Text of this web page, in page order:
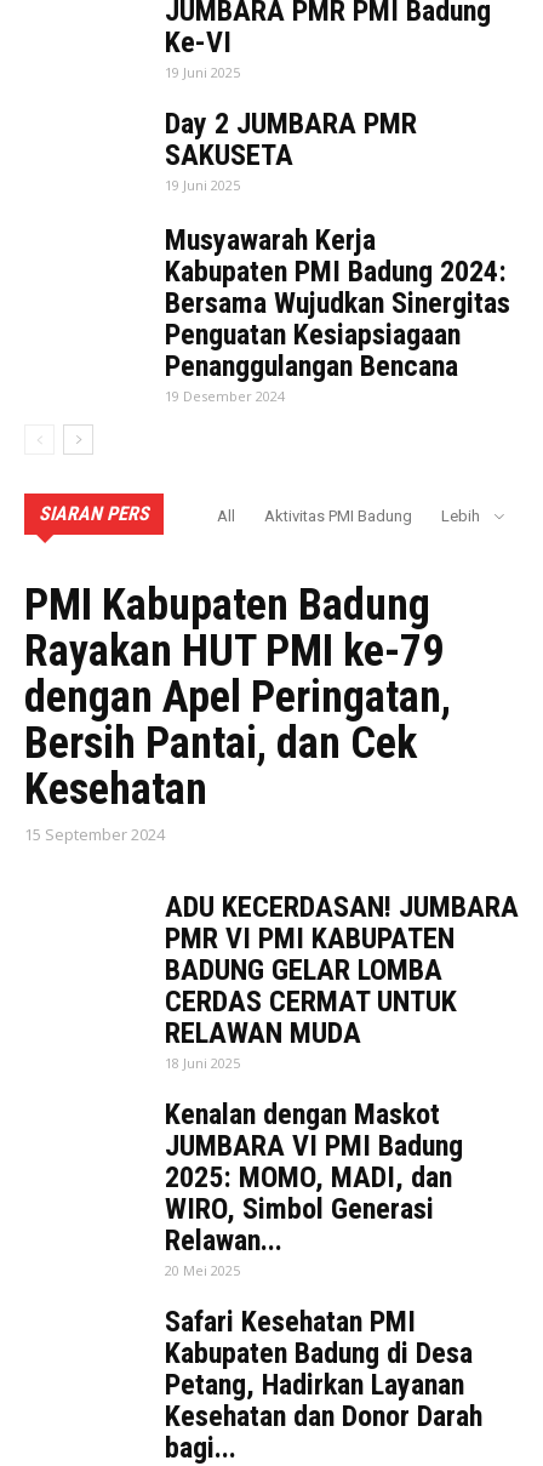
JUMBARA PMR PMI Badung
Ke-VI
19 Juni 2025
Day 2 JUMBARA PMR
SAKUSETA
19 Juni 2025
Musyawarah Kerja
Kabupaten PMI Badung 2024:
Bersama Wujudkan Sinergitas
Penguatan Kesiapsiagaan
Penanggulangan Bencana
19 Desember 2024
SIARAN PERS All Aktivitas PMI Badung
Lebih
AKTIVITAS PMI BADUNG
PMI Kabupaten Badung
Rayakan HUT PMI ke-79
dengan Apel Peringatan,
Bersih Pantai, dan Cek
Kesehatan
15 September 2024
ADU KECERDASAN! JUMBARA
PMR VI PMI KABUPATEN
BADUNG GELAR LOMBA
CERDAS CERMAT UNTUK
RELAWAN MUDA
18 Juni 2025
Kenalan dengan Maskot
JUMBARA VI PMI Badung
2025: MOMO, MADI, dan
WIRO, Simbol Generasi
Relawan...
20 Mei 2025
Safari Kesehatan PMI
Kabupaten Badung di Desa
Petang, Hadirkan Layanan
Kesehatan dan Donor Darah
bagi...